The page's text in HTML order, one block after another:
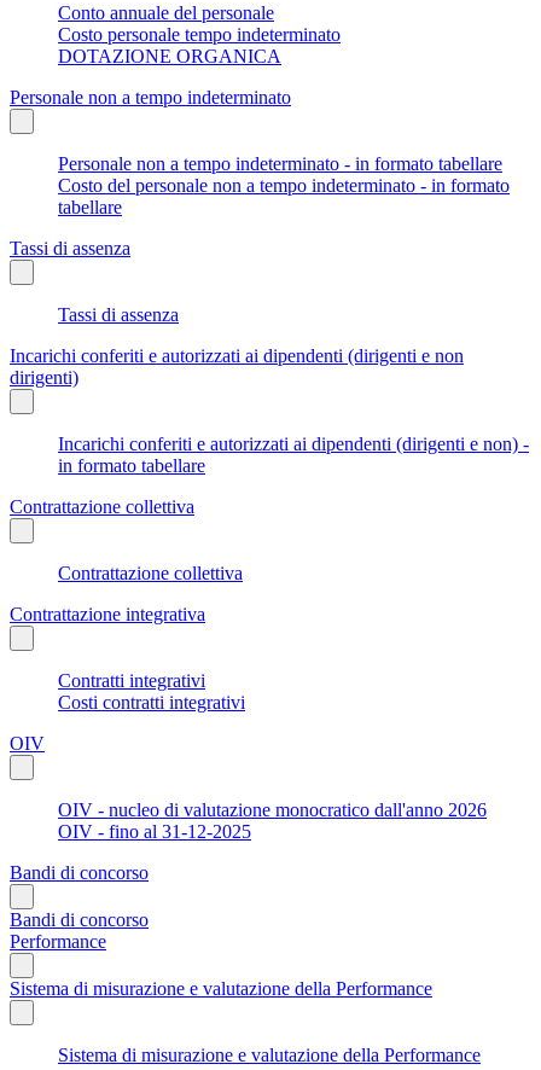
Conto annuale del personale
Costo personale tempo indeterminato
DOTAZIONE ORGANICA
Personale non a tempo indeterminato
Personale non a tempo indeterminato - in formato tabellare
Costo del personale non a tempo indeterminato - in formato
tabellare
Tassi di assenza
Tassi di assenza
Incarichi conferiti e autorizzati ai dipendenti (dirigenti e non
dirigenti)
Incarichi conferiti e autorizzati ai dipendenti (dirigenti e non) -
in formato tabellare
Contrattazione collettiva
Contrattazione collettiva
Contrattazione integrativa
Contratti integrativi
Costi contratti integrativi
OIV
OIV - nucleo di valutazione monocratico dall'anno 2026
OIV - fino al 31-12-2025
Bandi di concorso
Bandi di concorso
Performance
Sistema di misurazione e valutazione della Performance
Sistema di misurazione e valutazione della Performance